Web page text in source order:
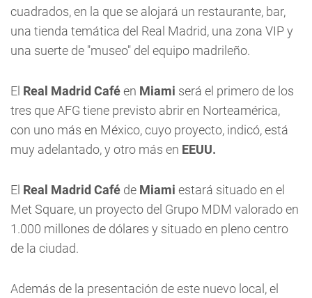
cuadrados, en la que se alojará un restaurante, bar,
una tienda temática del Real Madrid, una zona VIP y
una suerte de "museo" del equipo madrileño.
El Real Madrid Caféen Miami será el primero de los
tres que AFG tiene previsto abrir en Norteamérica,
con uno más en México, cuyo proyecto, indicó, está
muy adelantado, y otro más en EEUU.
El Real Madrid Café de Miami estará situado en el
Met Square, un proyecto del Grupo MDM valorado en
1.000 millones de dólares y situado en pleno centro
de la ciudad.
Además de la presentación de este nuevo local, el